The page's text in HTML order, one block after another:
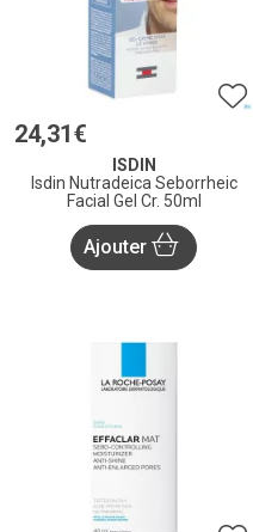
24,31 €
ISDIN
Isdin Nutradeica Seborrheic
Facial Gel Cr. 50ml
Ajouter